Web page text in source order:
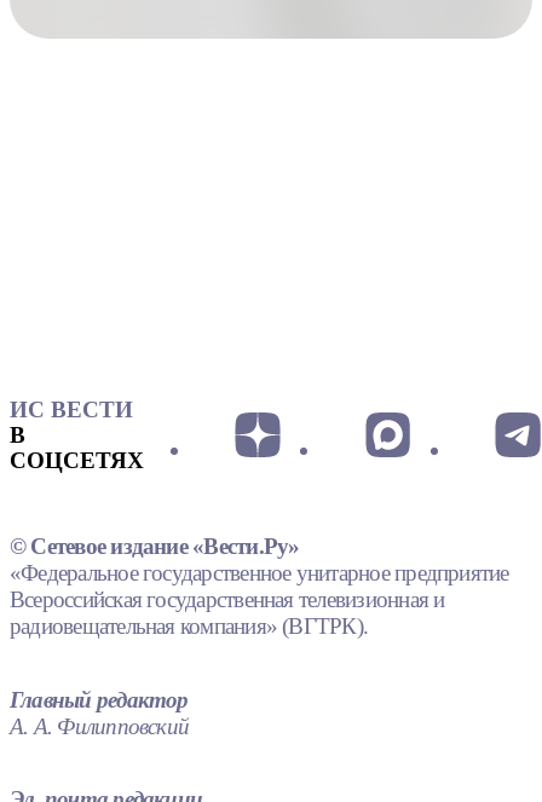
ИС ВЕСТИ
В
СОЦСЕТЯХ
© Сетевое издание «Вести.Ру»
«Федеральное государственное унитарное предприятие
Всероссийская государственная телевизионная и
радиовещательная компания» (ВГТРК).
Главный редактор
А. А. Филипповский